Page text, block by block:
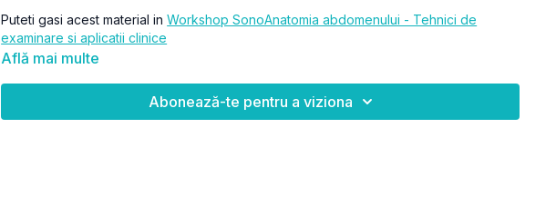
Puteti gasi acest material inWorkshop SonoAnatomia abdomenului - Tehnici de
examinare si aplicatii clinice
Află mai multe
Abonează-te pentru a viziona